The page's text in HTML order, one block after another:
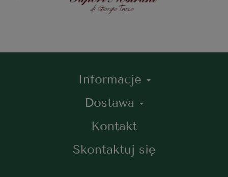
Informacje
Dostawa
Kontakt
Skontaktuj się